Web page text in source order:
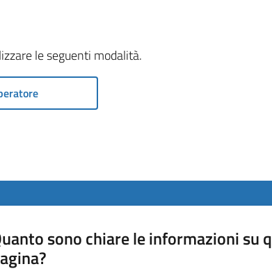
le seguenti modalità.
sono chiare le informazioni su